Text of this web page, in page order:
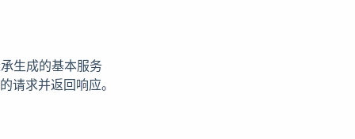
生成的基本服务
请求并返回响应。